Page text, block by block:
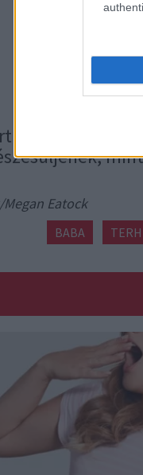
is kampányol,
Eatock
BABA